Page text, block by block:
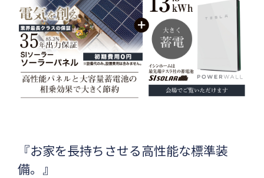
『お家を長持ちさせる高性能な標準装
備。』